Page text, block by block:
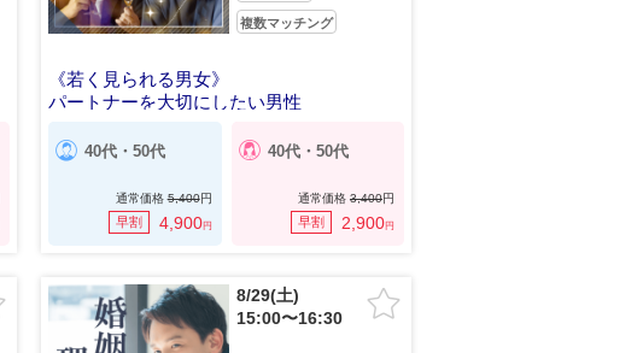
複数マッチング
《若く見られる男女》
パートナーを大切にしたい男性
40代・50代
通常価格5,400円
早割 4,900円
40代・50代
通常価格 3,400円
早割 2,900円
8/29(土)
15:00〜16:30